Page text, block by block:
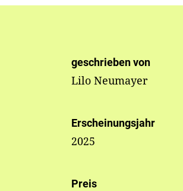
geschrieben von
Lilo Neumayer
Erscheinungsjahr
2025
Preis